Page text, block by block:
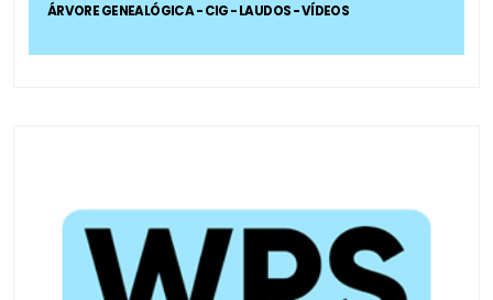
ÁRVORE GENEALÓGICA - CIG - LAUDOS - VÍDEOS